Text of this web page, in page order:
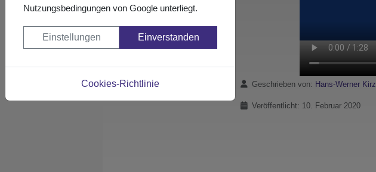
DetailsGeschrieben von: Hans-Werner Kirz
Veröffentlicht: 10. Februar 2020
Nutzungsbedingungen von Google unterliegt.
Einstellungen Einverstanden
Cookies-Richtlinie